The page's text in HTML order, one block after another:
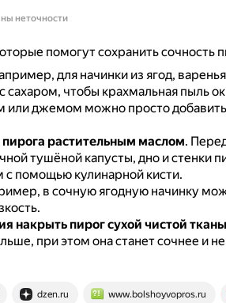
неточности
помогут сохранить сочность
для начинки из ягод,
сахаром, чтобы крахмальная пыль
или джемом можно просто
растительным маслом.
тушёной капусты, дно и стенки
помощью кулинарной кисти.
в сочную ягодную начинку
накрыть пирог сухой чистой
при этом она станет сочнее и
dzen.ru www.bolshoyvopros.ru